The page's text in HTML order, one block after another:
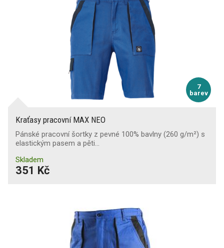
7
barev
Kraťasy pracovní MAX NEO
Pánské pracovní šortky z pevné 100% bavlny (260 g/m²) s
elastickým pasem a pěti…
Skladem
351 Kč